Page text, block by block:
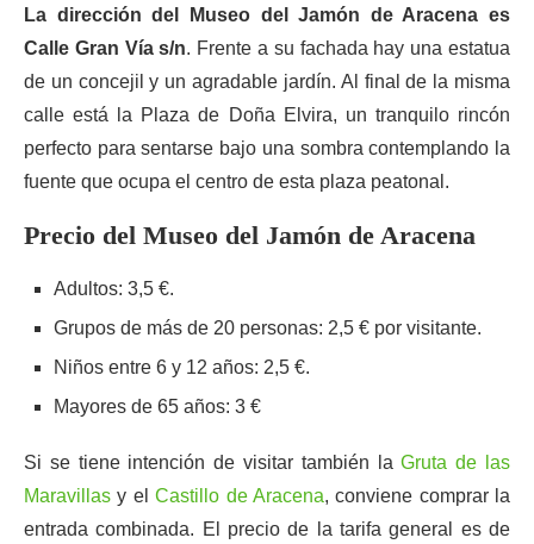
La dirección del Museo del Jamón de Aracena es
Calle Gran Vía s/n. Frente a su fachada hay una estatua
de un concejil y un agradable jardín. Al final de la misma
calle está la Plaza de Doña Elvira, un tranquilo rincón
perfecto para sentarse bajo una sombra contemplando la
fuente que ocupa el centro de esta plaza peatonal.
Precio del Museo del Jamón de Aracena
Adultos: 3,5 €.
Grupos de más de 20 personas: 2,5 € por visitante.
Niños entre 6 y 12 años: 2,5 €.
Mayores de 65 años: 3 €
Si se tiene intención de visitar también laGruta de las
Maravillas y elCastillo de Aracena, conviene comprar la
entrada combinada. El precio de la tarifa general es de